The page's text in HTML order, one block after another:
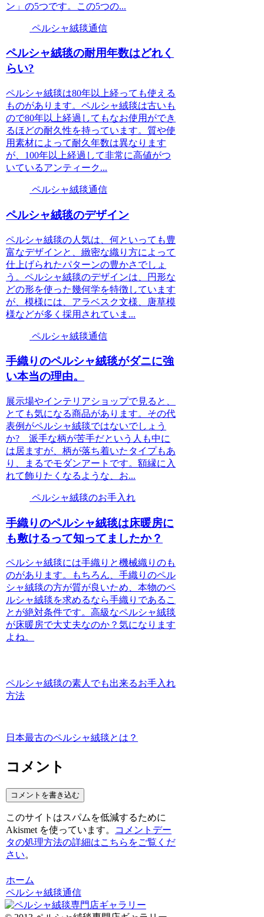
ン」の5つです。この5つの...
ペルシャ絨毯通信
ペルシャ絨毯の耐用年数はどれく
らい?
ペルシャ絨毯は80年以上経っても使える
ものがあります。ペルシャ絨毯は古いも
ので80年以上経過してもなお使用ができ
るほどの耐久性を持っています。質や使
用素材によって耐久年数は異なります
が、100年以上経過して非常に高値がつ
いているアンティーク...
ペルシャ絨毯通信
ペルシャ絨毯のデザイン
ペルシャ絨毯の人気は、何といっても豊
富なデザインと、緻密な織り方によって
仕上げられたパターンの豊かさでしょ
う。ペルシャ絨毯のデザインは、円形な
どの形を使った幾何学を特徴しています
が、模様には、アラベスク文様、唐草模
様などが多く採用されていま...
ペルシャ絨毯通信
手織りのペルシャ絨毯がダニに強
い本当の理由。
展示場やインテリアショップで見ると、
とても気になる商品があります。その代
表例がペルシャ絨毯ではないでしょう
か? 派手な柄が苦手だという人も中に
は居ますが、柄が落ち着いたタイプもあ
り、まるでモダンアートです。額縁に入
れて飾りたくなるような、お...
ペルシャ絨毯のお手入れ
手織りのペルシャ絨毯は床暖房に
も敷けるって知ってましたか？
ペルシャ絨毯には手織りと機械織りのも
のがあります。もちろん、手織りのペル
シャ絨毯の方が質が良いため、本物のペ
ルシャ絨毯を求めるなら手織りであるこ
とが絶対条件です。高級なペルシャ絨毯
が床暖房で大丈夫なのか？気になります
よね。
ペルシャ絨毯の素人でも出来るお手入れ
方法
日本最古のペルシャ絨毯とは？
コメント
コメントを書き込む
このサイトはスパムを低減するために
Akismet を使っています。
コメントデー
タの処理方法の詳細はこちらをご覧くだ
さい。
ホーム
ペルシャ絨毯通信